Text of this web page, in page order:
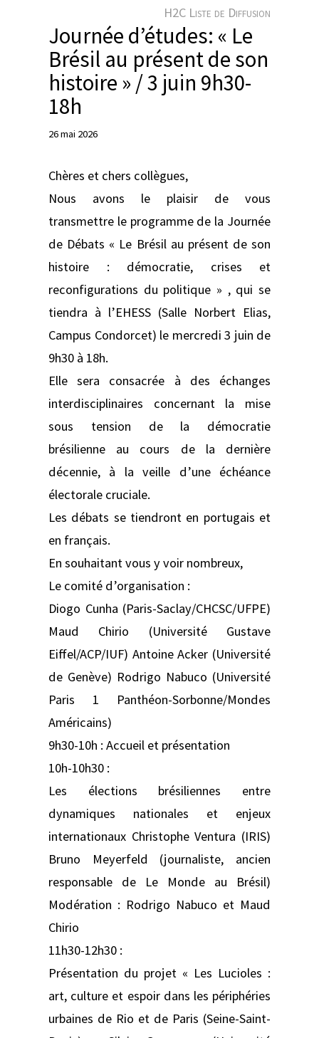
H2C Liste de Diffusion
Journée d’études: « Le
Brésil au présent de son
histoire » / 3 juin 9h30-
18h
26 mai 2026
Chères et chers collègues,
Nous avons le plaisir de vous
transmettre le programme de la Journée
de Débats « Le Brésil au présent de son
histoire : démocratie, crises et
reconfigurations du politique » , qui se
tiendra à l’EHESS (Salle Norbert Elias,
Campus Condorcet) le mercredi 3 juin de
9h30 à 18h.
Elle sera consacrée à des échanges
interdisciplinaires concernant la mise
sous tension de la démocratie
brésilienne au cours de la dernière
décennie, à la veille d’une échéance
électorale cruciale.
Les débats se tiendront en portugais et
en français.
En souhaitant vous y voir nombreux,
Le comité d’organisation :
Diogo Cunha (Paris-Saclay/CHCSC/UFPE)
Maud Chirio (Université Gustave
Eiffel/ACP/IUF) Antoine Acker (Université
de Genève) Rodrigo Nabuco (Université
Paris 1 Panthéon-Sorbonne/Mondes
Américains)
9h30-10h : Accueil et présentation
10h-10h30 :
Les élections brésiliennes entre
dynamiques nationales et enjeux
internationaux Christophe Ventura (IRIS)
Bruno Meyerfeld (journaliste, ancien
responsable de Le Monde au Brésil)
Modération : Rodrigo Nabuco et Maud
Chirio
11h30-12h30 :
Présentation du projet « Les Lucioles :
art, culture et espoir dans les périphéries
urbaines de Rio et de Paris (Seine-Saint-